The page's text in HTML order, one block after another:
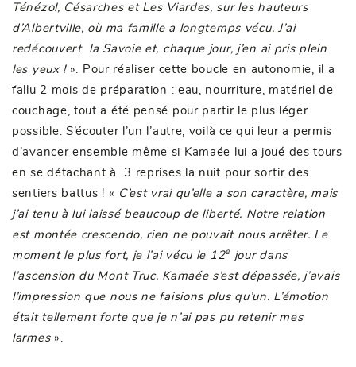
Ténézol, Césarches et Les Viardes, sur les hauteurs
d’Albertville, où ma famille a longtemps vécu. J’ai
redécouvert la Savoie et, chaque jour, j’en ai pris plein
les yeux !». Pour réaliser cette boucle en autonomie, il a
fallu 2 mois de préparation : eau, nourriture, matériel de
couchage, tout a été pensé pour partir le plus léger
possible. S’écouter l’un l’autre, voilà ce qui leur a permis
d’avancer ensemble même si Kamaée lui a joué des tours
en se détachant à 3 reprises la nuit pour sortir des
sentiers battus ! « C’est vrai qu’elle a son caractère, mais
j’ai tenu à lui laissé beaucoup de liberté. Notre relation
est montée crescendo, rien ne pouvait nous arrêter. Le
moment le plus fort, je l’ai vécu le 12e jour dans
l’ascension du Mont Truc. Kamaée s’est dépassée, j’avais
l’impression que nous ne faisions plus qu’un. L’émotion
était tellement forte que je n’ai pas pu retenir mes
larmes ».